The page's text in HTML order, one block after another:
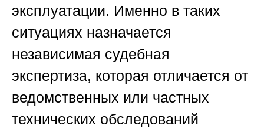
эксплуатации. Именно в таких
ситуациях назначается
независимая судебная
экспертиза, которая отличается от
ведомственных или частных
технических обследований